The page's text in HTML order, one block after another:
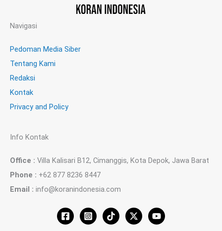
Navigasi
Pedoman Media Siber
Tentang Kami
Redaksi
Kontak
Privacy and Policy
Info Kontak
Office : Villa Kalisari B12, Cimanggis, Kota Depok, Jawa Barat
Phone : +62 877 8236 8447
Email : info@koranindonesia.com